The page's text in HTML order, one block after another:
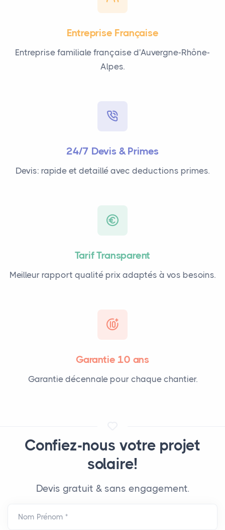
Entreprise Française
Entreprise familiale française d'Auvergne-Rhône-
Alpes.
24/7 Devis & Primes
Devis: rapide et detaillé avec deductions primes.
Tarif Transparent
Meilleur rapport qualité prix adaptés à vos besoins.
Garantie 10 ans
Garantie décennale pour chaque chantier.
Confiez-nous votre projet
solaire!
Devis gratuit & sans engagement.
Nom Prénom *